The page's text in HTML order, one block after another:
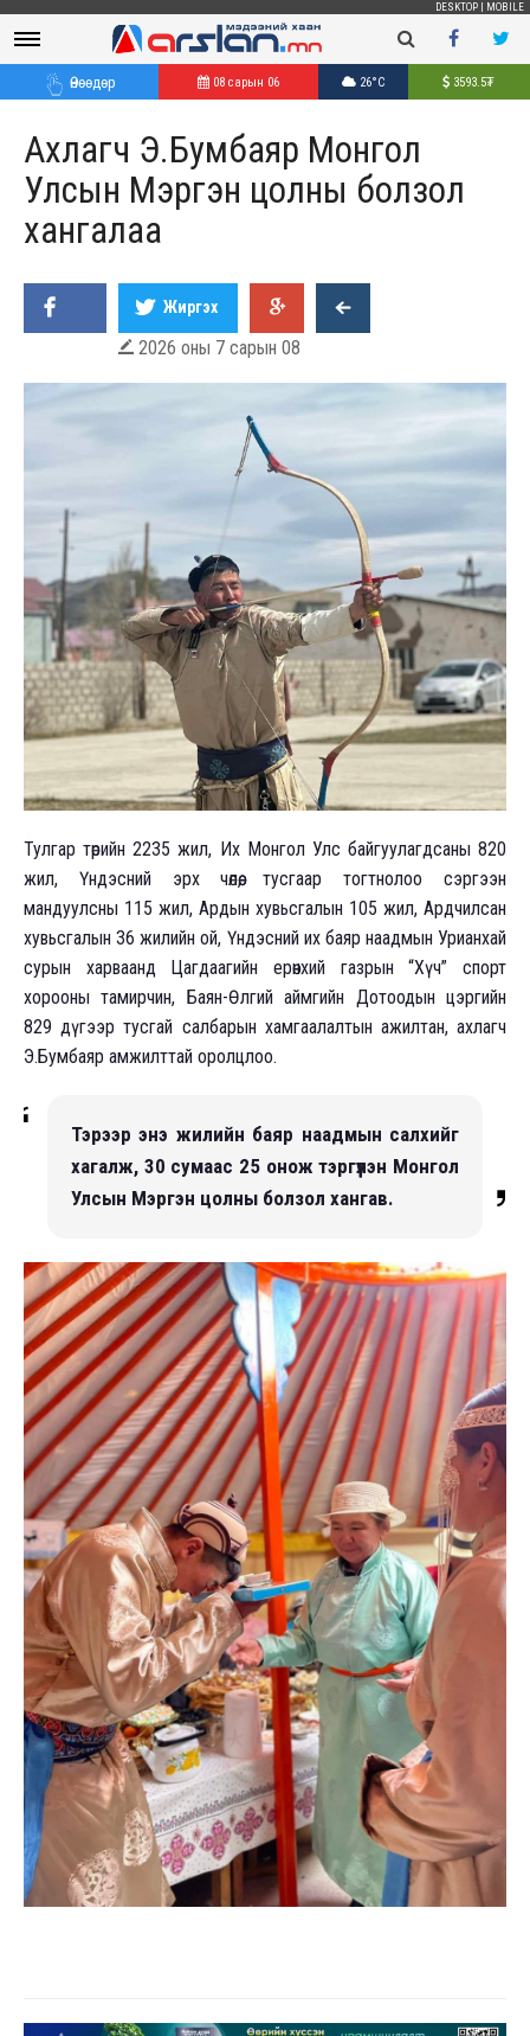
DESKTOP MOBILE
Өнөөдөр 08 сарын 06 26°C 3593.5₮
Ахлагч Э.Бумбаяр Монгол
Улсын Мэргэн цолны болзол
хангалаа
Жиргэх
 2026 оны 7 сарын 08
Тулгар төрийн 2235 жил, Их Монгол Улс байгуулагдсаны 820
жил, Үндэсний эрх чөлөө, тусгаар тогтнолоо сэргээн
мандуулсны 115 жил, Ардын хувьсгалын 105 жил, Ардчилсан
хувьсгалын 36 жилийн ой, Үндэсний их баяр наадмын Урианхай
сурын харваанд Цагдаагийн ерөнхий газрын “Хүч” спорт
хорооны тамирчин, Баян-Өлгий аймгийн Дотоодын цэргийн
829 дүгээр тусгай салбарын хамгаалалтын ажилтан, ахлагч
Э.Бумбаяр амжилттай оролцлоо.
Тэрээр энэ жилийн баяр наадмын салхийг
хагалж, 30 сумаас 25 онож тэргүүлэн Монгол
Улсын Мэргэн цолны болзол хангав.